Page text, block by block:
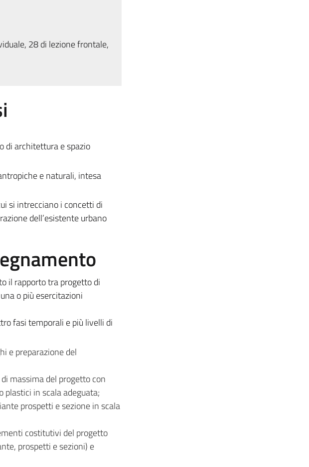
28 di lezione frontale,
di architettura e spazio
e naturali, intesa
si intrecciano i concetti di
dell’esistente urbano
il rapporto tra progetto di
o più esercitazioni
fasi temporali e più livelli di
e preparazione del
massima del progetto con
in scala adeguata;
prospetti e sezione in scala
costitutivi del progetto
prospetti e sezioni) e